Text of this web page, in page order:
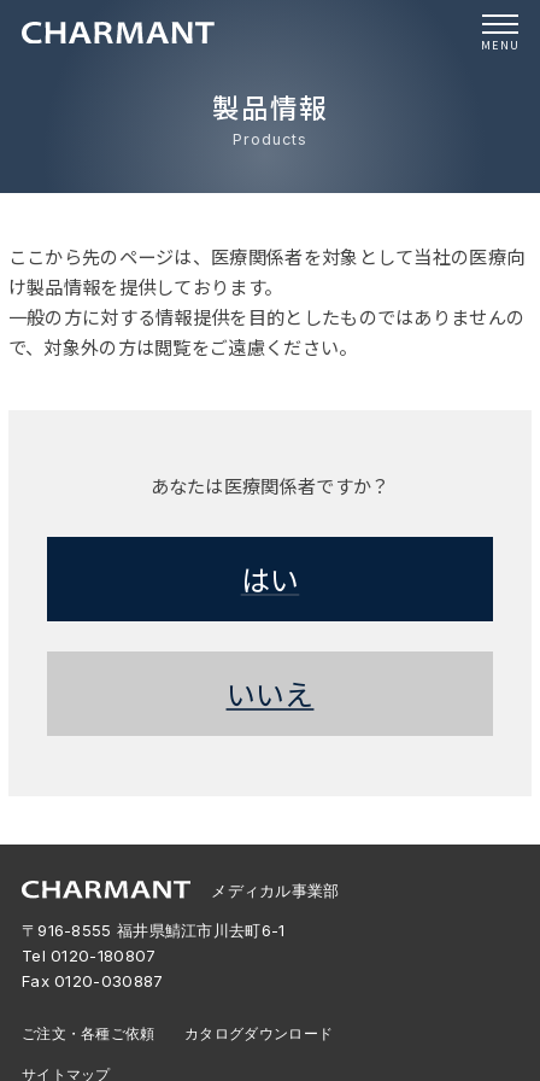
MENU
製品情報
Products
ここから先のページは、医療関係者を対象として当社の医療向
け製品情報を提供しております。
一般の方に対する情報提供を目的としたものではありませんの
で、対象外の方は閲覧をご遠慮ください。
あなたは医療関係者ですか？
はい
いいえ
メディカル事業部
〒916-8555 福井県鯖江市川去町6-1
Tel0120-180807
Fax 0120-030887
ご注文・各種ご依頼 カタログダウンロード
サイトマップ